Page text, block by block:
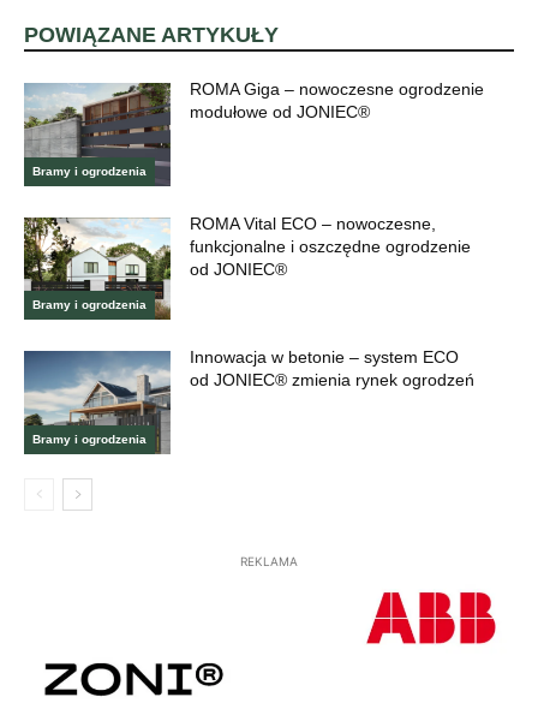
POWIĄZANE ARTYKUŁY
Bramy i ogrodzenia
ROMA Giga – nowoczesne ogrodzenie
modułowe od JONIEC®
Bramy i ogrodzenia
ROMA Vital ECO – nowoczesne,
funkcjonalne i oszczędne ogrodzenie
od JONIEC®
Bramy i ogrodzenia
Innowacja w betonie – system ECO
od JONIEC® zmienia rynek ogrodzeń
REKLAMA